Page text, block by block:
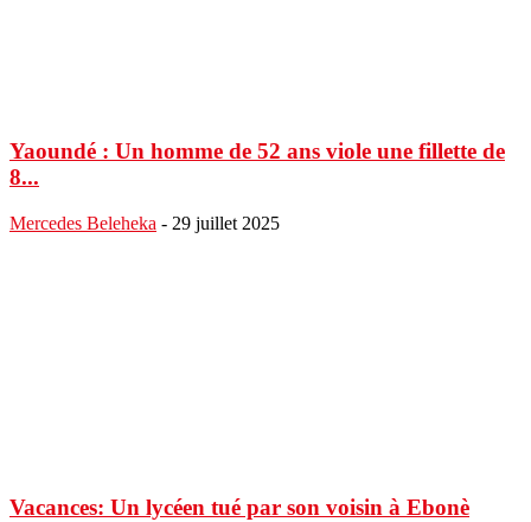
Yaoundé : Un homme de 52 ans viole une fillette de
8...
Mercedes Beleheka - 29 juillet 2025
Vacances: Un lycéen tué par son voisin à Ebonè